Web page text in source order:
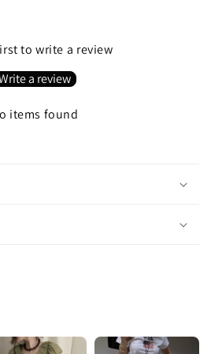
to write a review
a review
items found